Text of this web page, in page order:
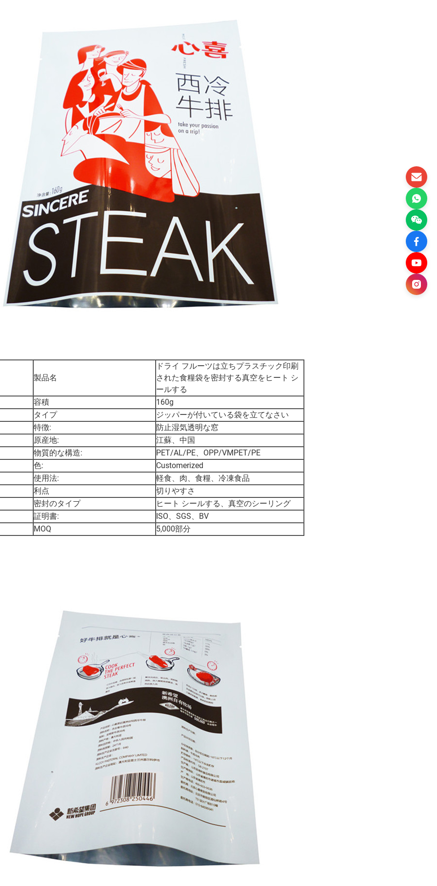
製品名
ドライ フルーツは立ちプラスチック印刷
された食糧袋を密封する真空をヒート シ
ールする
容積
160g
タイプ
ジッパーが付いている袋を立てなさい
特徴:
防止湿気透明な窓
原産地:
江蘇、中国
物質的な構造:
PET/AL/PE、OPP/VMPET/PE
色:
Customerized
使用法:
軽食、肉、食糧、冷凍食品
利点
切りやすさ
密封のタイプ
ヒート シールする、真空のシーリング
証明書:
ISO、SGS、BV
MOQ 5,000部分